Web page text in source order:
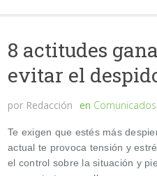
8 actitudes
evitar el
por Redacción en
Te exigen que estés más
actual te provoca tensión y
el control sobre la situación y